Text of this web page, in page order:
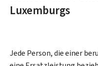
Luxemburgs
Jede Person, die einer